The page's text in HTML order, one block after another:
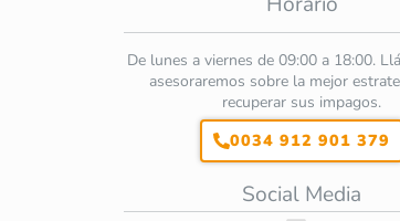
De lunes a viernes de 09:00 a 18:00.
asesoraremos sobre la mejor
recuperar sus impagos.
0034 912 901 379
Social Media